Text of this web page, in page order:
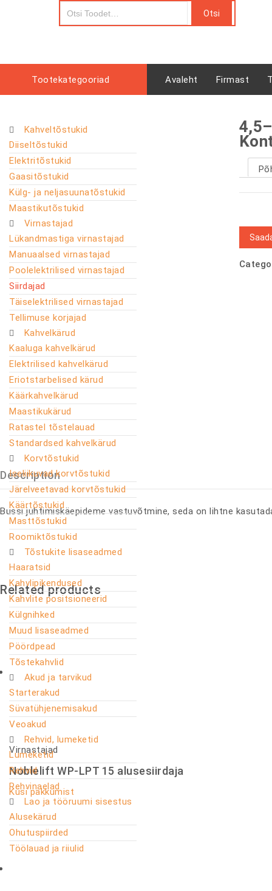
Tootekategooriad
Kahveltõstukid
Diiseltõstukid
Elektritõstukid
Gaasitõstukid
Külg- ja neljasuunatõstukid
Maastikutõstukid
Virnastajad
Lükandmastiga virnastajad
Manuaalsed virnastajad
Poolelektrilised virnastajad
Siirdajad
Täiselektrilised virnastajad
Tellimuse korjajad
Kahvelkärud
Kaaluga kahvelkärud
Elektrilised kahvelkärud
Eriotstarbelised kärud
Käärkahvelkärud
Maastikukärud
Ratastel tõstelauad
Standardsed kahvelkärud
Korvtõstukid
Iseliikuvad korvtõstukid
Järelveetavad korvtõstukid
Käärtõstukid
Masttõstukid
Roomiktõstukid
Tõstukite lisaseadmed
Haaratsid
Kahvlipikendused
Kahvlite positsioneerid
Külgnihked
Muud lisaseadmed
Pöördpead
Tõstekahvlid
Akud ja tarvikud
Starterakud
Süvatühjenemisakud
Veoakud
Rehvid, lumeketid
Lumeketid
Rehvid
Rehvinaelad
Lao ja tööruumi sisestus
Alusekärud
Ohutuspiirded
Töölauad ja riiulid
Avaleht Firmast
Description
Bussi juhtimiskäepideme vastuvõtmine, seda on lihtne
Related products
Virnastajad
Noblelift WP-LPT 15 alusesiirdaja
Küsi pakkumist